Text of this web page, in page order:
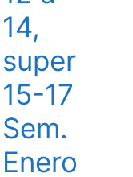
14,
super
15-17
Sem.
Enero